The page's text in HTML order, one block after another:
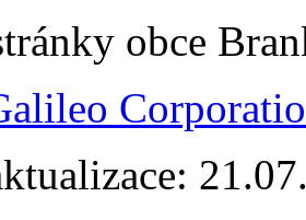
obce